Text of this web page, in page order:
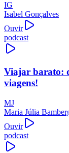
IG
Isabel Gonçalves
Ouvir
podcast
Viajar barato:
viagens!
MJ
Maria Júlia
Ouvir
podcast